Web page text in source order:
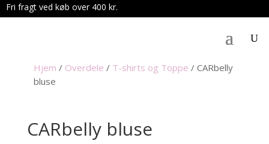
Fri fragt ved køb over 400 kr.
Hjem / Overdele / T-shirts og Toppe / CARbelly
bluse
CARbelly bluse